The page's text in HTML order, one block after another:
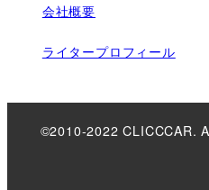
会社概要
ライタープロフィール
©2010-2022 CLICCCAR.